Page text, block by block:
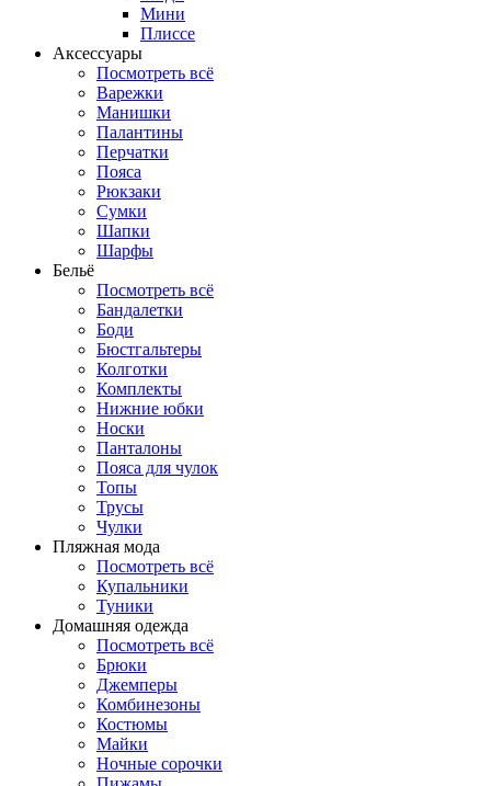
Мини
Плиссе
Аксессуары
Посмотреть всё
Варежки
Манишки
Палантины
Перчатки
Пояса
Рюкзаки
Сумки
Шапки
Шарфы
Бельё
Посмотреть всё
Бандалетки
Боди
Бюстгальтеры
Колготки
Комплекты
Нижние юбки
Носки
Панталоны
Поясa для чулок
Топы
Трусы
Чулки
Пляжная мода
Посмотреть всё
Купальники
Туники
Домашняя одежда
Посмотреть всё
Брюки
Джемперы
Комбинезоны
Костюмы
Майки
Ночные сорочки